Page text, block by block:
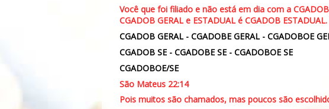
Você que foi filiado e não está em dia com a
CGADOB GERAL e ESTADUAL é CGADOB ESTADUAL.
CGADOB GERAL - CGADOBE GERAL - CGADOBOE
CGADOB SE - CGADOBE SE - CGADOBOE SE
CGADOBOE/SE
São Mateus 22:14
Pois muitos são chamados, mas poucos são